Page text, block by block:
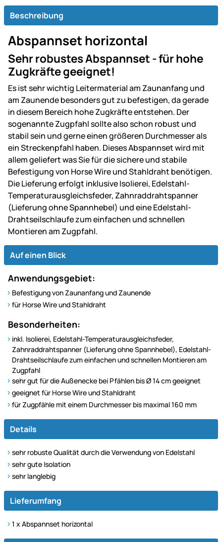
Beschreibung
Abspannset horizontal
Sehr robustes Abspannset - für hohe
Zugkräfte geeignet!
Es ist sehr wichtig Leitermaterial am Zaunanfang und
am Zaunende besonders gut zu befestigen, da gerade
in diesem Bereich hohe Zugkräfte entstehen. Der
sogenannte Zugpfahl sollte also schon robust und
stabil sein und gerne einen größeren Durchmesser als
ein Streckenpfahl haben. Dieses Abspannset wird mit
allem geliefert was Sie für die sichere und stabile
Befestigung von Horse Wire und Stahldraht benötigen.
Die Lieferung erfolgt inklusive Isolierei, Edelstahl-
Temperaturausgleichsfeder, Zahnraddrahtspanner
(Lieferung ohne Spannhebel) und eine Edelstahl-
Drahtseilschlaufe zum einfachen und schnellen
Montieren am Zugpfahl.
Auf einen Blick
Anwendungsgebiet:
Befestigung von Zaunanfang und Zaunende
für Horse Wire und Stahldraht
Besonderheiten:
inkl. Isolierei, Edelstahl-Temperaturausgleichsfeder,
Zahnraddrahtspanner (Lieferung ohne Spannhebel), Edelstahl-
Drahtseilschlaufe zum einfachen und schnellen Montieren am
Zugpfahl
sehr gut für die Außenecke bei Pfählen bis Ø 14 cm geeignet
geeignet für Horse Wire und Stahldraht
für Zugpfähle mit einem Durchmesser bis maximal 160 mm
Details
sehr robuste Qualität durch die Verwendung von Edelstahl
sehr gute Isolation
sehr langlebig
Lieferumfang
1 x Abspannset horizontal